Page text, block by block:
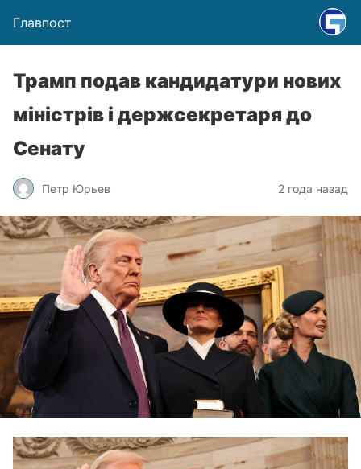
Главпост
Трамп подав кандидатури нових
міністрів і держсекретаря до
Сенату
Петр Юрьев 2 года назад